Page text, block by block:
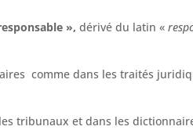
», dérivé du latin «
comme dans les traités
tribunaux et dans les